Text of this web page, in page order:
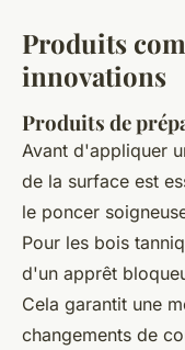
Produits
innovations
Produits de
Avant d'appliquer
de la surface est
le poncer
Pour les bois
d'un apprêt
Cela garantit une
changements de